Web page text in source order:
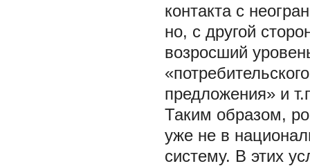
контакта с
но, с другой
возросший
предложения» и
Таким образом,
уже не в
систему. В этих